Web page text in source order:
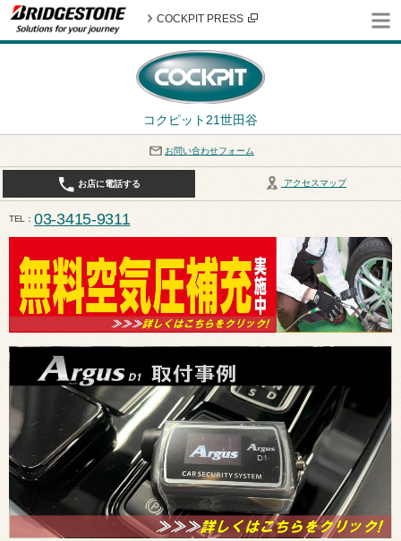
コクピット21世田谷
COCKPIT PRESS
お問い合わせフォーム
アクセスマップ
お店に電話する
TEL 03-3415-9311
平日10:30〜19:00 作業受付終了は17:30になります。 / 定休日：8月定休日は火曜日、水曜日とな
ます。ご注意ください。